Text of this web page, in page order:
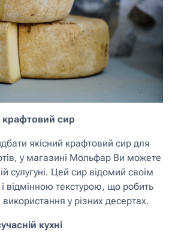
крафтовий сир
якісний крафтовий сир для
у магазині Мольфар Ви можете
сулугуні. Цей сир відомий своїм
відмінною текстурою, що робить
у різних десертах.
кухні